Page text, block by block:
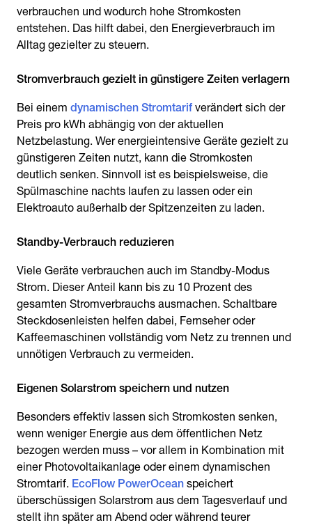
verbrauchen und wodurch hohe Stromkosten
entstehen. Das hilft dabei, den Energieverbrauch im
Alltag gezielter zu steuern.
Stromverbrauch gezielt in günstigere Zeiten verlagern
Bei einem dynamischen Stromtarif verändert sich der
Preis pro kWh abhängig von der aktuellen
Netzbelastung. Wer energieintensive Geräte gezielt zu
günstigeren Zeiten nutzt, kann die Stromkosten
deutlich senken. Sinnvoll ist es beispielsweise, die
Spülmaschine nachts laufen zu lassen oder ein
Elektroauto außerhalb der Spitzenzeiten zu laden.
Viele Geräte verbrauchen auch im Standby-Modus
Strom. Dieser Anteil kann bis zu 10 Prozent des
gesamten Stromverbrauchs ausmachen. Schaltbare
Steckdosenleisten helfen dabei, Fernseher oder
Kaffeemaschinen vollständig vom Netz zu trennen und
unnötigen Verbrauch zu vermeiden.
Eigenen Solarstrom speichern und nutzen
Besonders effektiv lassen sich Stromkosten senken,
wenn weniger Energie aus dem öffentlichen Netz
bezogen werden muss – vor allem in Kombination mit
einer Photovoltaikanlage oder einem dynamischen
Stromtarif. EcoFlow PowerOcean speichert
überschüssigen Solarstrom aus dem Tagesverlauf und
stellt ihn später am Abend oder während teurer